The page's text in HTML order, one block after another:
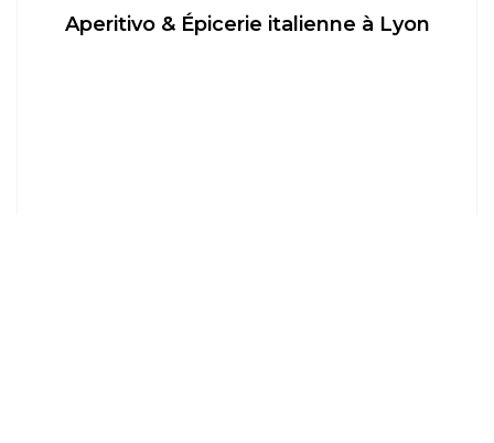
Aperitivo & Épicerie italienne à Lyon